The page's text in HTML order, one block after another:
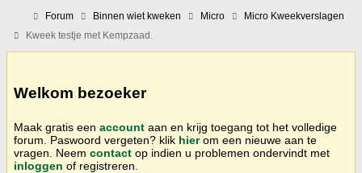
Forum Binnen wiet kweken Micro
Micro Kweekverslagen
Kweek testje met Kempzaad.
Welkom bezoeker
Maak gratis een account aan en krijg toegang tot het volledige
forum. Paswoord vergeten? klik hierom een nieuwe aan te
vragen. Neem contact op indien u problemen ondervindt met
inloggen of registreren.